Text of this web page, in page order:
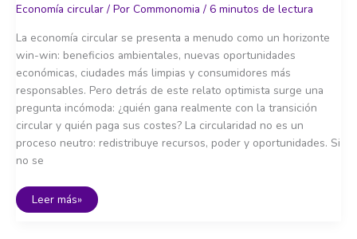
Economía circular / Por Commonomia / 6 minutos de lectura
La economía circular se presenta a menudo como un horizonte
win-win: beneficios ambientales, nuevas oportunidades
económicas, ciudades más limpias y consumidores más
responsables. Pero detrás de este relato optimista surge una
pregunta incómoda: ¿quién gana realmente con la transición
circular y quién paga sus costes? La circularidad no es un
proceso neutro: redistribuye recursos, poder y oportunidades. Si
no se
Economía
circular
Leer más»